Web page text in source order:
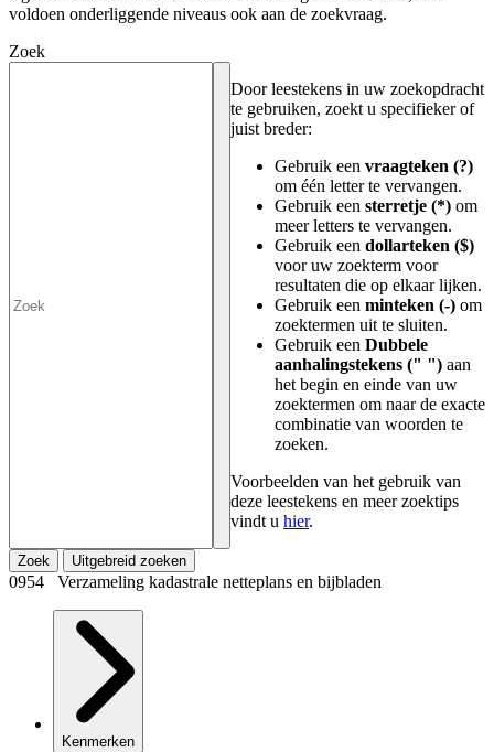
voldoen onderliggende niveaus ook aan de zoekvraag.
Zoek
Door leestekens in uw zoekopdracht
te gebruiken, zoekt u specifieker of
juist breder:
Gebruik een vraagteken (?)
om één letter te vervangen.
Gebruik een sterretje (*) om
meer letters te vervangen.
Gebruik een dollarteken ($)
voor uw zoekterm voor
resultaten die op elkaar lijken.
Gebruik een minteken (-) om
zoektermen uit te sluiten.
Gebruik een Dubbele
aanhalingstekens (" ") aan
het begin en einde van uw
zoektermen om naar de exacte
combinatie van woorden te
zoeken.
Voorbeelden van het gebruik van
deze leestekens en meer zoektips
vindt u hier.
Zoek Uitgebreid zoeken
0954 Verzameling kadastrale netteplans en bijbladen
Kenmerken